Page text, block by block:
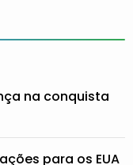
na conquista
para os EUA